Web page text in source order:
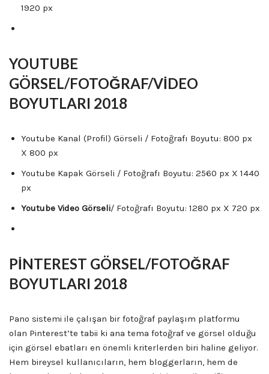
1920 px
YOUTUBE
GÖRSEL/FOTOĞRAF/VİDEO
BOYUTLARI 2018
Youtube Kanal (Profil) Görseli / Fotoğrafı Boyutu: 800 px
X 800 px
Youtube Kapak Görseli / Fotoğrafı Boyutu: 2560 px X 1440
px
Youtube Video Görseli/ Fotoğrafı Boyutu: 1280 px X 720 px
PİNTEREST GÖRSEL/FOTOĞRAF
BOYUTLARI 2018
Pano sistemi ile çalışan bir fotoğraf paylaşım platformu
olan Pinterest’te tabii ki ana tema fotoğraf ve görsel olduğu
için görsel ebatları en önemli kriterlerden biri haline geliyor.
Hem bireysel kullanıcıların, hem bloggerların, hem de